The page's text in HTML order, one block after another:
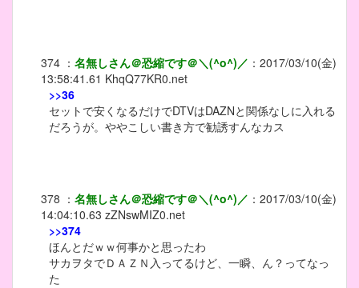
374 ： 名無しさん＠恐縮です＠＼(^o^)／ ： 2017/03/10(金)
13:58:41.61 KhqQ77KR0.net
>>36
セットで安くなるだけでDTVはDAZNと関係なしに入れる
だろうが。ややこしい書き方で勧誘すんなカス
378 ： 名無しさん＠恐縮です＠＼(^o^)／ ： 2017/03/10(金)
14:04:10.63 zZNswMIZ0.net
>>374
ほんとだｗｗ何事かと思ったわ
サカヲタでＤＡＺＮ入ってるけど、一瞬、ん？ってなっ
た